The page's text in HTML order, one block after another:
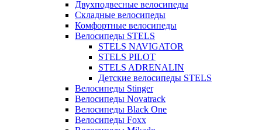
Двухподвесные велосипеды
Складные велосипеды
Комфортные велосипеды
Велосипеды STELS
STELS NAVIGATOR
STELS PILOT
STELS ADRENALIN
Детские велосипеды STELS
Велосипеды Stinger
Велосипеды Novatrack
Велосипеды Black One
Велосипеды Foxx